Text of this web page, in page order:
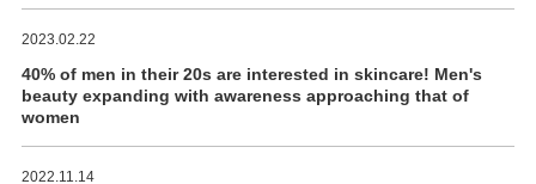
2023.02.22
40% of men in their 20s are interested in skincare! Men's
beauty expanding with awareness approaching that of
women
2022.11.14